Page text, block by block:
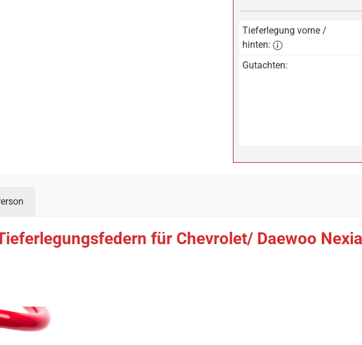
Tieferlegung vorne /
hinten:
Gutachten:
für Chevrolet/ Daewoo